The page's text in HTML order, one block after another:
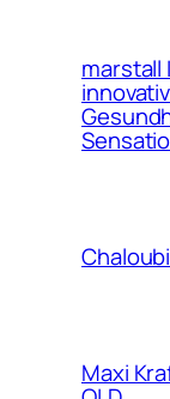
marstall
Maxi